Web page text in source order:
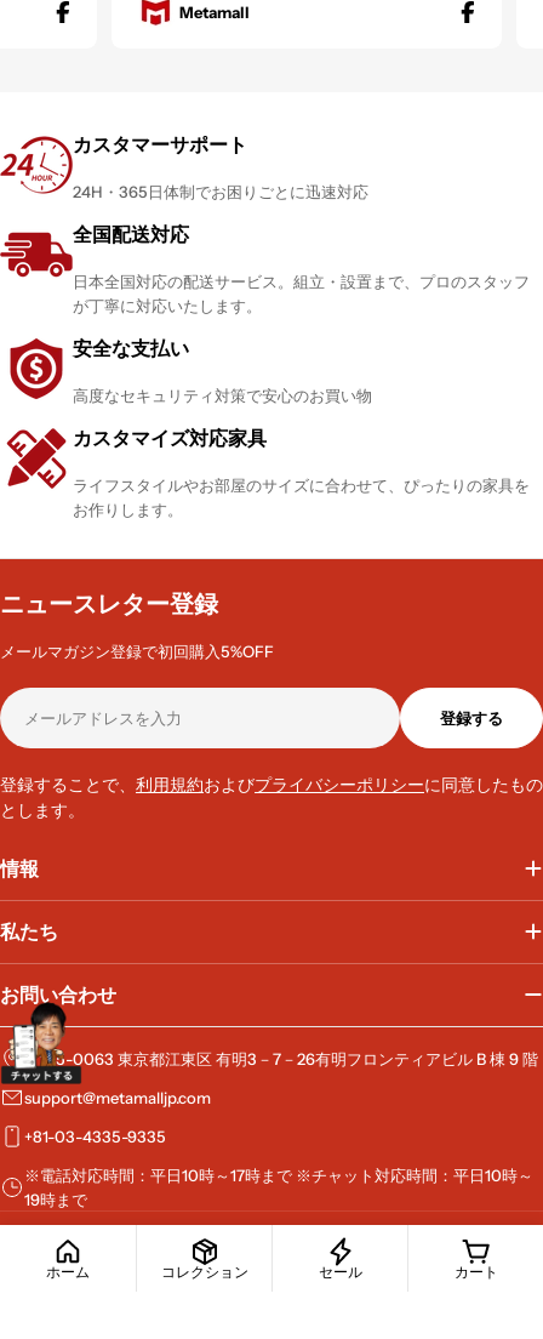
Metamall
カスタマーサポート
24H・365日体制でお困りごとに迅速対応
全国配送対応
日本全国対応の配送サービス。組立・設置まで、プロのスタッフ
が丁寧に対応いたします。
安全な支払い
高度なセキュリティ対策で安心のお買い物
カスタマイズ対応家具
ライフスタイルやお部屋のサイズに合わせて、ぴったりの家具を
お作りします。
ニュースレター登録
メールマガジン登録で初回購入5%OFF
メ
ー
ル
ド
レ
登録する
登録することで、 利用規約およびプライバシーポリシーに同意したもの
とします。
情報
私たち
お問い合わせ
〒135-0063 東京都江東区 有明3－7－26有明フロンティアビル B 棟 9 階
support@metamalljp.com
+81-03-4335-9335
※電話対応時間：平日10時～17時まで ※チャット対応時間：平日10時～
19時まで
ホーム コレクション セール カート